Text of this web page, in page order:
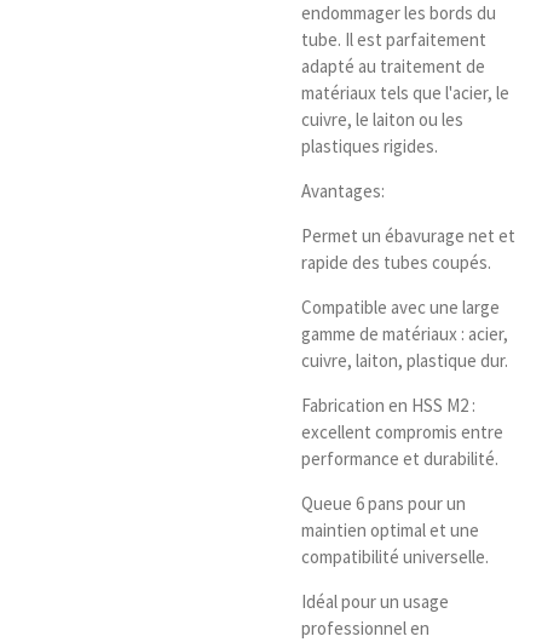
endommager les bords du
tube. Il est parfaitement
adapté au traitement de
matériaux tels que l'acier, le
cuivre, le laiton ou les
plastiques rigides.
Avantages:
Permet un ébavurage net et
rapide des tubes coupés.
Compatible avec une large
gamme de matériaux : acier,
cuivre, laiton, plastique dur.
Fabrication en HSS M2 :
excellent compromis entre
performance et durabilité.
Queue 6 pans pour un
maintien optimal et une
compatibilité universelle.
Idéal pour un usage
professionnel en